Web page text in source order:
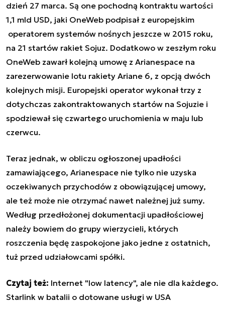
dzień 27 marca. Są one pochodną kontraktu wartości
1,1 mld USD, jaki OneWeb podpisał z europejskim
operatorem systemów nośnych jeszcze w 2015 roku,
na 21 startów rakiet Sojuz. Dodatkowo w zeszłym roku
OneWeb zawarł kolejną umowę z Arianespace na
zarezerwowanie lotu rakiety Ariane 6, z opcją dwóch
kolejnych misji. Europejski operator wykonał trzy z
dotychczas zakontraktowanych startów na Sojuzie i
spodziewał się czwartego uruchomienia w maju lub
czerwcu.
Teraz jednak, w obliczu ogłoszonej upadłości
zamawiającego, Arianespace nie tylko nie uzyska
oczekiwanych przychodów z obowiązującej umowy,
ale też może nie otrzymać nawet należnej już sumy.
Według przedłożonej dokumentacji upadłościowej
należy bowiem do grupy wierzycieli, których
roszczenia będę zaspokojone jako jedne z ostatnich,
tuż przed udziałowcami spółki.
Czytaj też: Internet "low latency", ale nie dla każdego.
Starlink w batalii o dotowane usługi w USA